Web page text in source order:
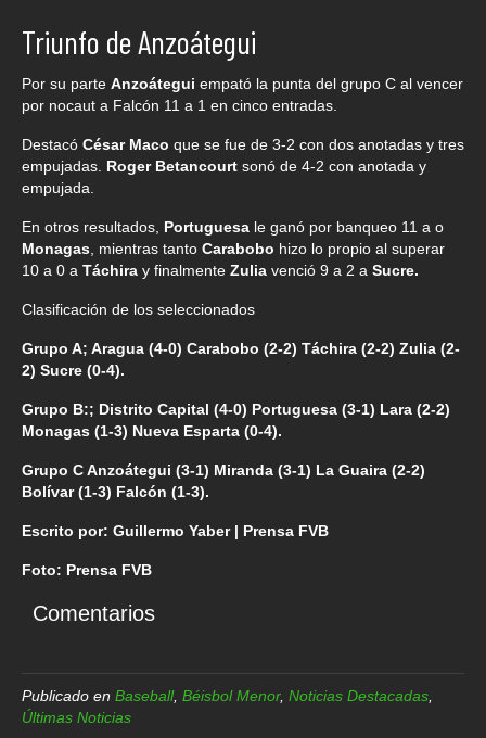
Triunfo de Anzoátegui
Por su parte Anzoátegui empató la punta del grupo C al vencer
por nocaut a Falcón 11 a 1 en cinco entradas.
Destacó César Maco que se fue de 3-2 con dos anotadas y tres
empujadas. Roger Betancourt sonó de 4-2 con anotada y
empujada.
En otros resultados, Portuguesa le ganó por banqueo 11 a o
Monagas , mientras tanto Carabobo hizo lo propio al superar
10 a 0 a Táchira y finalmente Zulia venció 9 a 2 a Sucre.
Clasificación de los seleccionados
Grupo A; Aragua (4-0) Carabobo (2-2) Táchira (2-2) Zulia (2-
2) Sucre (0-4).
Grupo B:; Distrito Capital (4-0) Portuguesa (3-1) Lara (2-2)
Monagas (1-3) Nueva Esparta (0-4).
Grupo C Anzoátegui (3-1) Miranda (3-1) La Guaira (2-2)
Bolívar (1-3) Falcón (1-3).
Escrito por: Guillermo Yaber | Prensa FVB
Foto: Prensa FVB
Comentarios
Publicado en Baseball, Béisbol Menor, Noticias Destacadas
Últimas Noticias